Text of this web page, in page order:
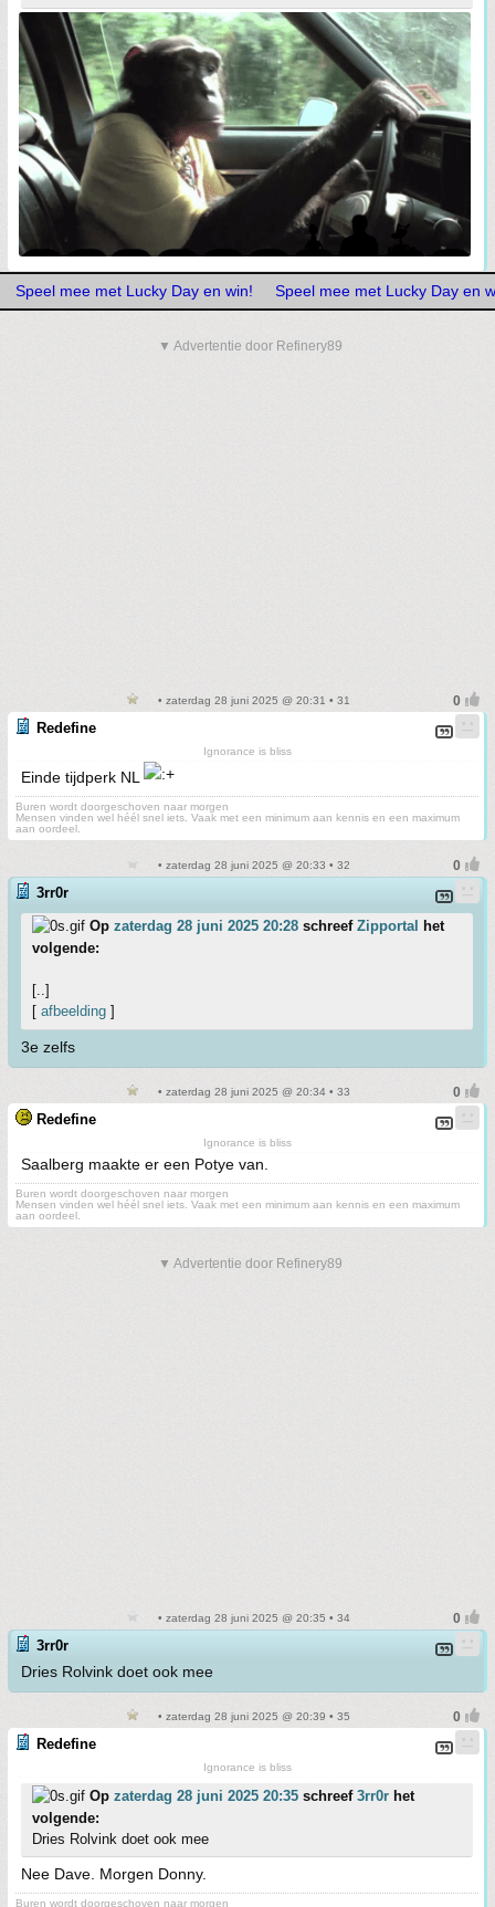
Speel mee met Lucky Day en win! Speel mee met Lucky Day en
▼ Advertentie door Refinery89
• zaterdag 28 juni 2025 @ 20:31 • 31
Redefine
Ignorance is bliss
Einde tijdperk NL
Buren wordt doorgeschoven naar morgen
Mensen vinden wel héél snel iets. Vaak met een minimum aan kennis en een maximum
aan oordeel.
• zaterdag 28 juni 2025 @ 20:33 • 32
3rr0r
Op zaterdag 28 juni 2025 20:28 schreef Zipportal het
volgende:
[..]
[ afbeelding ]
3e zelfs
• zaterdag 28 juni 2025 @ 20:34 • 33
Redefine
Ignorance is bliss
Saalberg maakte er een Potye van.
Buren wordt doorgeschoven naar morgen
Mensen vinden wel héél snel iets. Vaak met een minimum aan kennis en een maximum
aan oordeel.
▼ Advertentie door Refinery89
• zaterdag 28 juni 2025 @ 20:35 • 34
3rr0r
Dries Rolvink doet ook mee
• zaterdag 28 juni 2025 @ 20:39 • 35
Redefine
Ignorance is bliss
Op zaterdag 28 juni 2025 20:35 schreef 3rr0r het
volgende:
Dries Rolvink doet ook mee
Nee Dave. Morgen Donny.
Buren wordt doorgeschoven naar morgen